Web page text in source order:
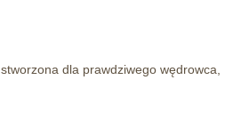
stworzona dla prawdziwego wędrowca,